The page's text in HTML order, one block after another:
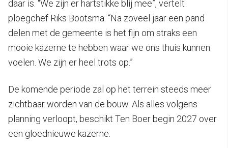
daar is. “We zijn er hartstikke blij mee”, vertelt
ploegchef Riks Bootsma. “Na zoveel jaar een pand
delen met de gemeente is het fijn om straks een
mooie kazerne te hebben waar we ons thuis kunnen
voelen. We zijn er heel trots op.”
De komende periode zal op het terrein steeds meer
zichtbaar worden van de bouw. Als alles volgens
planning verloopt, beschikt Ten Boer begin 2027 over
een gloednieuwe kazerne.